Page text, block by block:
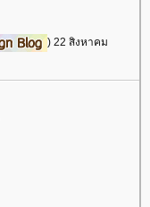
) 22 สิงหาคม